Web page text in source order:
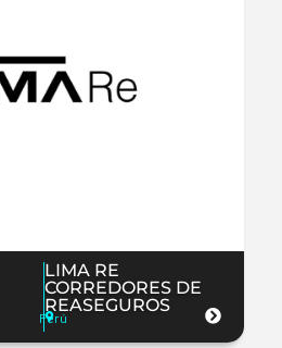
LIMA RE
CORREDORES DE
REASEGUROS
Perú